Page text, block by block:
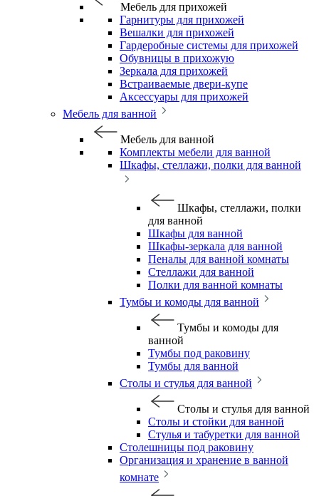
Мебель для прихожей
Гарнитуры для прихожей
Вешалки для прихожей
Гардеробные системы для прихожей
Обувницы в прихожую
Зеркала для прихожей
Встраиваемые двери-купе
Аксессуары для прихожей
Мебель для ванной
Мебель для ванной
Комплекты мебели для ванной
Шкафы, стеллажи, полки для ванной
Шкафы, стеллажи, полки
для ванной
Шкафы для ванной
Шкафы-зеркала для ванной
Пеналы для ванной комнаты
Стеллажи для ванной
Полки для ванной комнаты
Тумбы и комоды для ванной
Тумбы и комоды для
ванной
Тумбы под раковину
Тумбы для ванной
Столы и стулья для ванной
Столы и стулья для ванной
Столы и стойки для ванной
Стулья и табуретки для ванной
Столешницы под раковину
Организация и хранение в ванной
комнате